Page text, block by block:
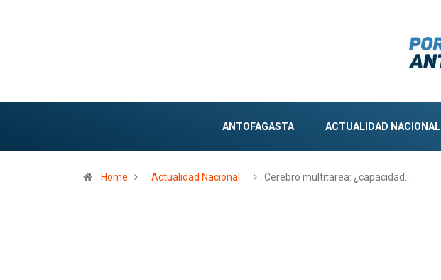
ANTOFAGASTA ACTUALIDAD NACIONAL
Home Actualidad Nacional Cerebro multitarea: ¿capacidad…